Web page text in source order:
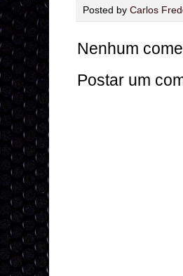
Posted by Carlos
Nenhum
Postar um